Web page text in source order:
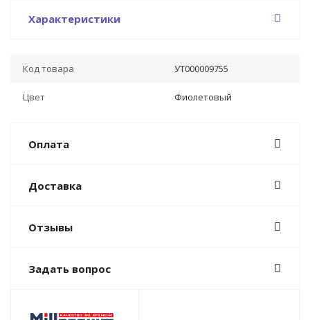
Характеристики
Код товара УТ000009755
Цвет Фиолетовый
Оплата
Доставка
Отзывы
Задать вопрос